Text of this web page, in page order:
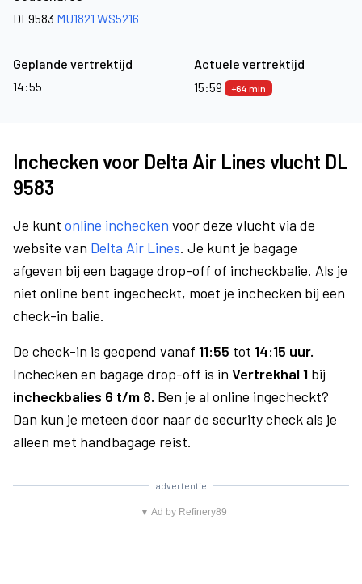
DL9583 MU1821 WS5216
Geplande vertrektijd
14:55
Actuele vertrektijd
15:59
+64 min
Inchecken voor Delta Air Lines vlucht DL
9583
Je kunt online inchecken voor deze vlucht via de
website van Delta Air Lines. Je kunt je bagage
afgeven bij een bagage drop-off of incheckbalie. Als je
niet online bent ingecheckt, moet je inchecken bij een
check-in balie.
De check-in is geopend vanaf 11:55 tot 14:15 uur.
Inchecken en bagage drop-off is in Vertrekhal 1 bij
incheckbalies 6 t/m 8. Ben je al online ingecheckt?
Dan kun je meteen door naar de security check als je
alleen met handbagage reist.
advertentie
▼ Ad by Refinery89